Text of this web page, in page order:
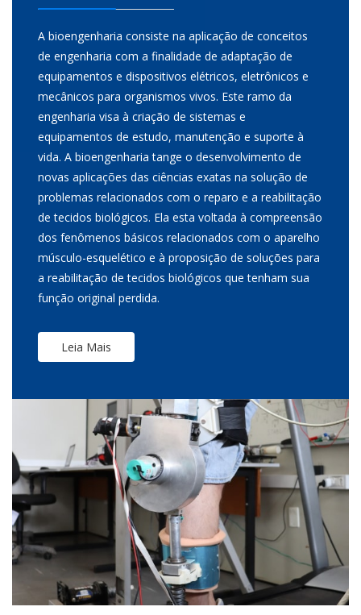
A bioengenharia consiste na aplicação de conceitos
de engenharia com a finalidade de adaptação de
equipamentos e dispositivos elétricos, eletrônicos e
mecânicos para organismos vivos. Este ramo da
engenharia visa à criação de sistemas e
equipamentos de estudo, manutenção e suporte à
vida. A bioengenharia tange o desenvolvimento de
novas aplicações das ciências exatas na solução de
problemas relacionados com o reparo e a reabilitação
de tecidos biológicos. Ela esta voltada à compreensão
dos fenômenos básicos relacionados com o aparelho
músculo-esquelético e à proposição de soluções para
a reabilitação de tecidos biológicos que tenham sua
função original perdida.
Leia Mais